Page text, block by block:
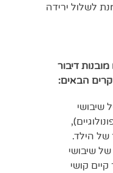
לשלול ירידה
דיבור
הבאים:
של שיבושי
של הילד.
של שיבושי
קושי